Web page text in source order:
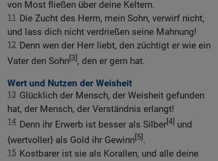
von Most fließen über deine Keltern.
11 Die Zucht des Herrn, mein Sohn, verwirf nicht,
und lass dich nicht verdrießen seine Mahnung!
12 Denn wen der Herr liebt, den züchtigt er wie ein
Vater den Sohn[3], den er gern hat.
Wert und Nutzen der Weisheit
13 Glücklich der Mensch, der Weisheit gefunden
hat, der Mensch, der Verständnis erlangt!
14 Denn ihr Erwerb ist besser als Silber[4] und
{wertvoller} als Gold ihr Gewinn[5].
15 Kostbarer ist sie als Korallen, und alle deine